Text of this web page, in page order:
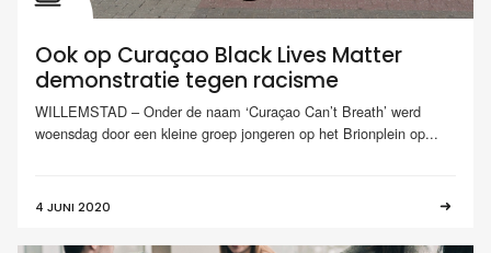
Ook op Curaçao Black Lives Matter
demonstratie tegen racisme
WILLEMSTAD – Onder de naam ‘Curaçao Can’t Breath’ werd
woensdag door een kleine groep jongeren op het Brionplein op...
4 JUNI 2020